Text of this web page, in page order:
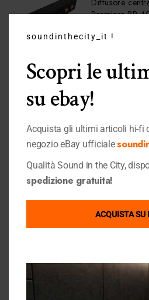
Diffusore
Premiere RP-
ARTICOLI DI TENDENZA
DAC Musical
690,00€
soundinthecity_it !
Scopri le
su ebay!
Acquista gli ultimi articoli hi-fi
negozio eBay ufficiale
Qualità Sound in the City,
spedizione gratuita!
ACQUISTA SU